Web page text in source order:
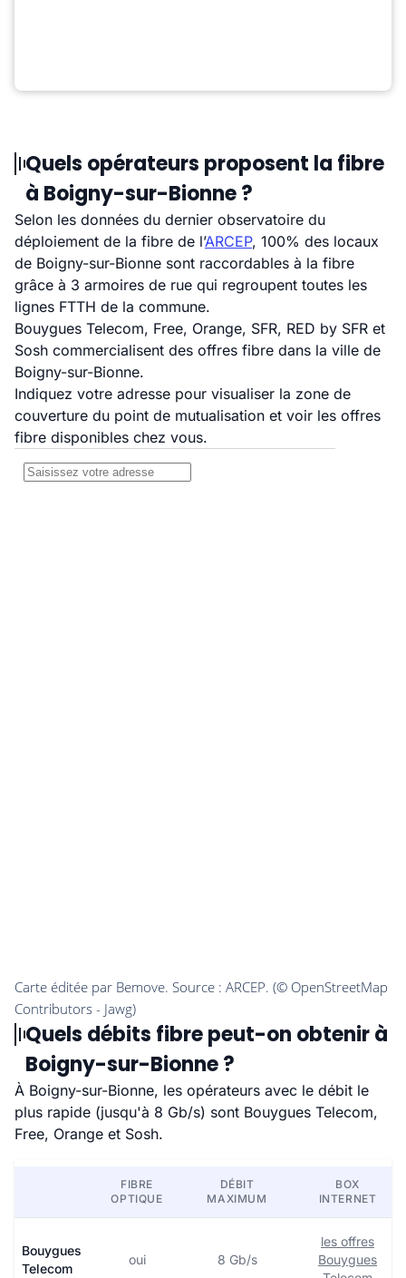
Quels opérateurs proposent la fibre
à Boigny-sur-Bionne ?
Selon les données du dernier observatoire du
déploiement de la fibre de l’ARCEP, 100% des locaux
de Boigny-sur-Bionne sont raccordables à la fibre
grâce à 3 armoires de rue qui regroupent toutes les
lignes FTTH de la commune.
Bouygues Telecom, Free, Orange, SFR, RED by SFR et
Sosh commercialisent des offres fibre dans la ville de
Boigny-sur-Bionne.
Indiquez votre adresse pour visualiser la zone de
couverture du point de mutualisation et voir les offres
fibre disponibles chez vous.
Quels débits fibre peut-on obtenir à
Boigny-sur-Bionne ?
À Boigny-sur-Bionne, les opérateurs avec le débit le
plus rapide (jusqu'à 8 Gb/s) sont Bouygues Telecom,
Free, Orange et Sosh.
FIBRE
OPTIQUE
DÉBIT
MAXIMUM
BOX
INTERNET
Bouygues
Telecom
oui 8 Gb/s
les offres
Bouygues